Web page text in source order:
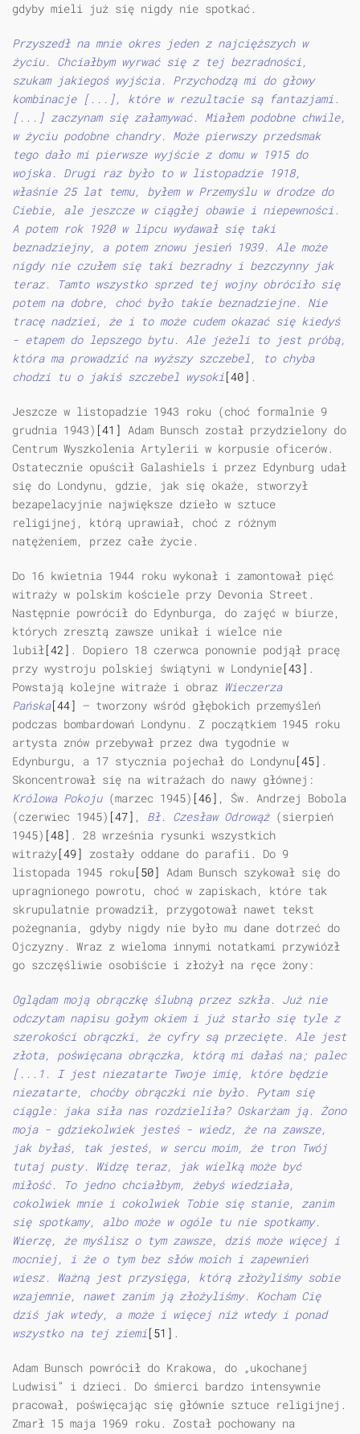
gdyby mieli już się nigdy nie spotkać.
Przyszedł na mnie okres jeden z najcięższych w
życiu. Chciałbym wyrwać się z tej bezradności,
szukam jakiegoś wyjścia. Przychodzą mi do głowy
kombinacje [...], które w rezultacie są fantazjami.
[...] zaczynam się załamywać. Miałem podobne chwile,
w życiu podobne chandry. Może pierwszy przedsmak
tego dało mi pierwsze wyjście z domu w 1915 do
wojska. Drugi raz było to w listopadzie 1918,
właśnie 25 lat temu, byłem w Przemyślu w drodze do
Ciebie, ale jeszcze w ciągłej obawie i niepewności.
A potem rok 1920 w lipcu wydawał się taki
beznadziejny, a potem znowu jesień 1939. Ale może
nigdy nie czułem się taki bezradny i bezczynny jak
teraz. Tamto wszystko sprzed tej wojny obróciło się
potem na dobre, choć było takie beznadziejne. Nie
tracę nadziei, że i to może cudem okazać się kiedyś
- etapem do lepszego bytu. Ale jeżeli to jest próbą,
która ma prowadzić na wyższy szczebel, to chyba
chodzi tu o jakiś szczebel wysoki[40] .
Jeszcze w listopadzie 1943 roku (choć formalnie 9
grudnia 1943) [41] Adam Bunsch został przydzielony do
Centrum Wyszkolenia Artylerii w korpusie oficerów.
Ostatecznie opuścił Galashiels i przez Edynburg udał
się do Londynu, gdzie, jak się okaże, stworzył
bezapelacyjnie największe dzieło w sztuce
religijnej, którą uprawiał, choć z różnym
natężeniem, przez całe życie.
Do 16 kwietnia 1944 roku wykonał i zamontował pięć
witraży w polskim kościele przy Devonia Street.
Następnie powrócił do Edynburga, do zajęć w biurze,
których zresztą zawsze unikał i wielce nie
lubił[42] . Dopiero 18 czerwca ponownie podjął pracę
przy wystroju polskiej świątyni w Londynie[43] .
Powstają kolejne witraże i obraz Wieczerza
Pańska[44] — tworzony wśród głębokich przemyśleń
podczas bombardowań Londynu. Z początkiem 1945 roku
artysta znów przebywał przez dwa tygodnie w
Edynburgu, a 17 stycznia pojechał do Londynu [45] .
Skoncentrował się na witrażach do nawy głównej:
Królowa Pokoju(marzec 1945) [46] , Św. Andrzej Bobola
(czerwiec 1945) [47] , Bł. Czesław Odrowąż(sierpień
1945) [48] . 28 września rysunki wszystkich
witraży[49] zostały oddane do parafii. Do 9
listopada 1945 roku [50] Adam Bunsch szykował się do
upragnionego powrotu, choć w zapiskach, które tak
skrupulatnie prowadził, przygotował nawet tekst
pożegnania, gdyby nigdy nie było mu dane dotrzeć do
Ojczyzny. Wraz z wieloma innymi notatkami przywiózł
go szczęśliwie osobiście i złożył na ręce żony:
Oglądam moją obrączkę ślubną przez szkła. Już nie
odczytam napisu gołym okiem i już starło się tyle z
szerokości obrączki, że cyfry są przecięte. Ale jest
złota, poświęcana obrączka, którą mi dałaś na; palec
[...1. I jest niezatarte Twoje imię, które będzie
niezatarte, choćby obrączki nie było. Pytam się
ciągle: jaka siła nas rozdzieliła? Oskarżam ją. Żono
moja - gdziekolwiek jesteś - wiedz, że na zawsze,
jak byłaś, tak jesteś, w sercu moim, że tron Twój
tutaj pusty. Widzę teraz, jak wielką może być
miłość. To jedno chciałbym, żebyś wiedziała,
cokolwiek mnie i cokolwiek Tobie się stanie, zanim
się spotkamy, albo może w ogóle tu nie spotkamy.
Wierzę, że myślisz o tym zawsze, dziś może więcej i
mocniej, i że o tym bez słów moich i zapewnień
wiesz. Ważną jest przysięga, którą złożyliśmy sobie
wzajemnie, nawet zanim ją złożyliśmy. Kocham Cię
dziś jak wtedy, a może i więcej niż wtedy i ponad
wszystko na tej ziemi[51] .
Adam Bunsch powrócił do Krakowa, do „ukochanej
Ludwisi” i dzieci. Do śmierci bardzo intensywnie
pracował, poświęcając się głównie sztuce religijnej.
Zmarł 15 maja 1969 roku. Został pochowany na